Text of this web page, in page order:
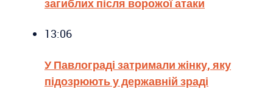
13:06
У Павлограді затримали жінку, яку
підозрюють у державній зраді